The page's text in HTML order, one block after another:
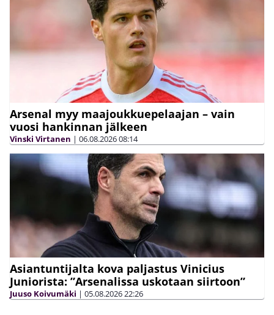
Arsenal myy maajoukkuepelaajan – vain
vuosi hankinnan jälkeen
Vinski Virtanen | 06.08.202608:14
Asiantuntijalta kova paljastus Vinicius
Juniorista: ”Arsenalissa uskotaan siirtoon”
Juuso Koivumäki | 05.08.202622:26